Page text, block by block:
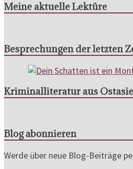
Meine aktuelle Lektüre
Besprechungen der letzten
Kriminalliteratur aus
Blog abonnieren
Werde über neue Blog-Beiträge